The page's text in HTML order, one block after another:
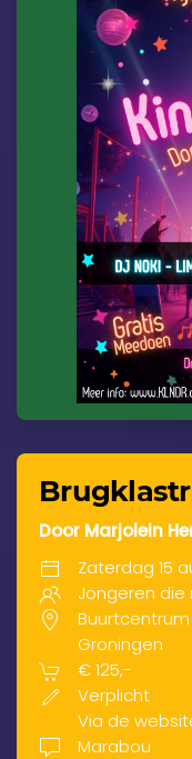
Door Marjolein
Zaterdag 15
Jongeren die
Buurtcentrum
Groningen
€ 125,-
Verplicht
Via de
Marabou